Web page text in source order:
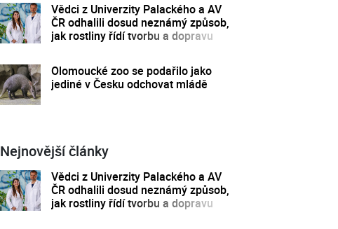
Vědci z Univerzity Palackého a AV
ČR odhalili dosud neznámý způsob,
jak rostliny řídí tvorbu a dopravu
Olomoucké zoo se podařilo jako
jediné v Česku odchovat mládě
Nejnovější články
Vědci z Univerzity Palackého a AV
ČR odhalili dosud neznámý způsob,
jak rostliny řídí tvorbu a dopravu